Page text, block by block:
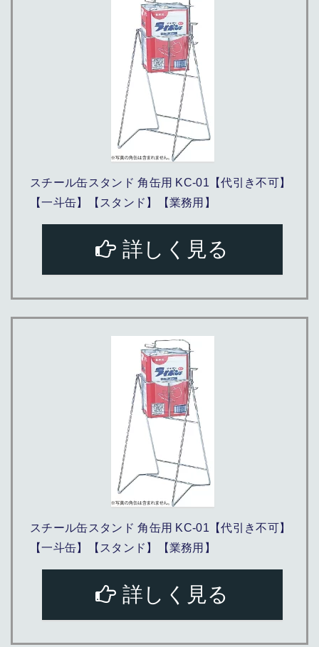
スチール缶スタンド 角缶用 KC-01【代引き不可】
【一斗缶】【スタンド】【業務用】
詳しく見る
スチール缶スタンド 角缶用 KC-01【代引き不可】
【一斗缶】【スタンド】【業務用】
詳しく見る